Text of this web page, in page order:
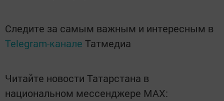
Следите за самым важным и интересным в
Telegram-канале Татмедиа
Читайте новости Татарстана в
национальном мессенджере MАХ: